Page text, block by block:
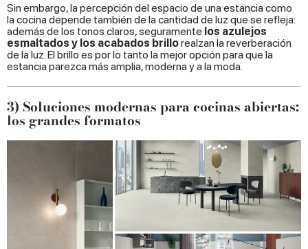
may combine it with other information that you’ve
provided to them or that they’ve collected from your use
of their services.
Sin embargo, la percepción del espacio de una estancia como
la cocina depende también de la cantidad de luz que se refleja:
además de los tonos claros, seguramente los azulejos
esmaltados y los acabados brillorealzan la reverberación
de la luz. El brillo es por lo tanto la mejor opción para que la
estancia parezca más amplia, moderna y a la moda.
3) Soluciones modernas para cocinas abiertas:
los grandes formatos